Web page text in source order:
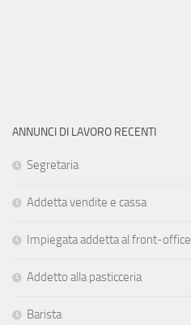
ANNUNCI DI LAVORO RECENTI
Segretaria
Addetta vendite e cassa
Impiegata addetta al front-office
Addetto alla pasticceria
Barista